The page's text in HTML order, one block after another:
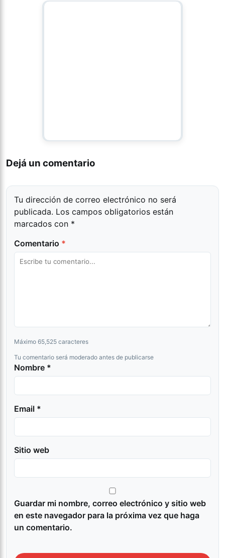
Dejá un comentario
Tu dirección de correo electrónico no será
publicada. Los campos obligatorios están
marcados con *
Comentario *
Máximo 65,525 caracteres
Tu comentario será moderado antes de publicarse
Nombre *
Email *
Sitio web
Guardar mi nombre, correo electrónico y sitio web
en este navegador para la próxima vez que haga
un comentario.